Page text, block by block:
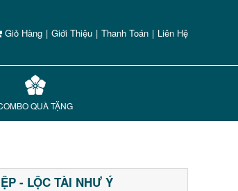
Giỏ Hàng | Giới Thiệu | Thanh Toán | Liên Hệ
QUÀ TẶNG
- LỘC TÀI NHƯ Ý